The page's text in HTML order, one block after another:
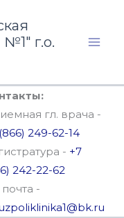
г.о.
гл. врача -
249-62-14
- +7
242-22-62
-